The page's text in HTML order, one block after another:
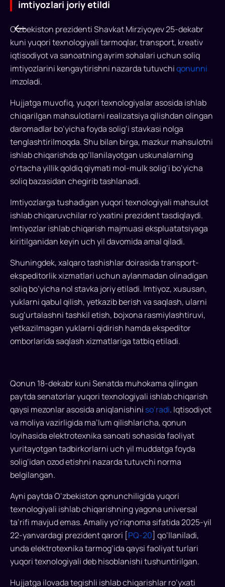
O‘zbekistonda
yuqori
texnologiyali
va
boshqa
qator
sohalar
uchun
yangi
soliq
imtiyozlari
joriy
etildi
ishlab
chiqaruvchilar
uchun
soliq
imtiyozlari
joriy
etilmoqda:
bunday
mahsulotni
realizatsiya
qilishdan
olingan
daromad
solig‘idan
ozod
etiladi,
imtiyozlari joriy etildi
O‘zbekiston prezidenti Shavkat Mirziyoyev 25-dekabr
kuni yuqori texnologiyali tarmoqlar, transport, kreativ
iqtisodiyot va sanoatning ayrim sohalari uchun soliq
imtiyozlarini kengaytirishni nazarda tutuvchiqonunni
imzoladi.
Hujjatga muvofiq, yuqori texnologiyalar asosida ishlab
chiqarilgan mahsulotlarni realizatsiya qilishdan olingan
daromadlar bo‘yicha foyda solig‘i stavkasi nolga
tenglashtirilmoqda. Shu bilan birga, mazkur mahsulotni
ishlab chiqarishda qo‘llanilayotgan uskunalarning
o‘rtacha yillik qoldiq qiymati mol-mulk solig‘i bo‘yicha
soliq bazasidan chegirib tashlanadi.
Imtiyozlarga tushadigan yuqori texnologiyali mahsulot
ishlab chiqaruvchilar ro‘yxatini prezident tasdiqlaydi.
Imtiyozlar ishlab chiqarish majmuasi ekspluatatsiyaga
kiritilganidan keyin uch yil davomida amal qiladi.
Shuningdek, xalqaro tashishlar doirasida transport-
ekspeditorlik xizmatlari uchun aylanmadan olinadigan
soliq bo‘yicha nol stavka joriy etiladi. Imtiyoz, xususan,
yuklarni qabul qilish, yetkazib berish va saqlash, ularni
sug‘urtalashni tashkil etish, bojxona rasmiylashtiruvi,
yetkazilmagan yuklarni qidirish hamda ekspeditor
omborlarida saqlash xizmatlariga tatbiq etiladi.
Qonun 18-dekabr kuni Senatda muhokama qilingan
paytda senatorlar yuqori texnologiyali ishlab chiqarish
qaysi mezonlar asosida aniqlanishini so‘radi. Iqtisodiyot
va moliya vazirligida ma’lum qilishlaricha, qonun
loyihasida elektrotexnika sanoati sohasida faoliyat
yuritayotgan tadbirkorlarni uch yil muddatga foyda
solig‘idan ozod etishni nazarda tutuvchi norma
belgilangan.
Ayni paytda O‘zbekiston qonunchiligida yuqori
texnologiyali ishlab chiqarishning yagona universal
ta’rifi mavjud emas. Amaliy yo‘riqnoma sifatida 2025-yil
22-yanvardagi prezident qarori [PQ-20] qo‘llaniladi,
unda elektrotexnika tarmog‘ida qaysi faoliyat turlari
yuqori texnologiyali deb hisoblanishi tushuntirilgan.
Hujjatga ilovada tegishli ishlab chiqarishlar ro‘yxati